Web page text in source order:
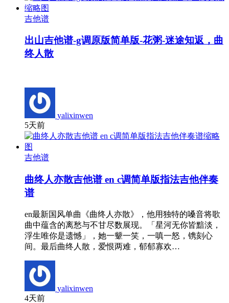
吉他谱
出山吉他谱-g调原版简单版-花粥-迷途知返，曲
终人散
yalixinwen
5天前
吉他谱
曲终人亦散吉他谱 en c调简单版指法吉他伴奏
谱
en最新国风单曲《曲终人亦散》，他用独特的嗓音将歌
曲中蕴含的离愁与不甘尽数展现。「星河无你皆黯淡，
浮生唯你是遗憾」，她一颦一笑，一嗔一怒，镌刻心
间。最后曲终人散，爱恨两难，郁郁寡欢…
yalixinwen
4天前